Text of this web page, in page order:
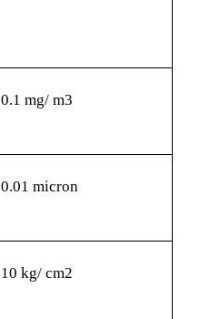
0.1 mg/ m3
0.01 micron
10 kg/ cm2